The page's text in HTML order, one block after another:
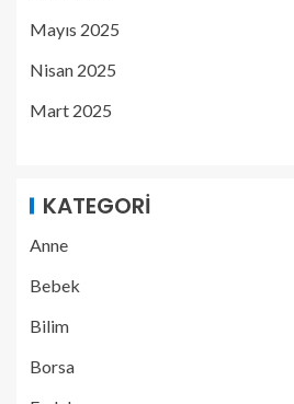
Mayıs 2025
Nisan 2025
Mart 2025
KATEGORI
Anne
Bebek
Bilim
Borsa